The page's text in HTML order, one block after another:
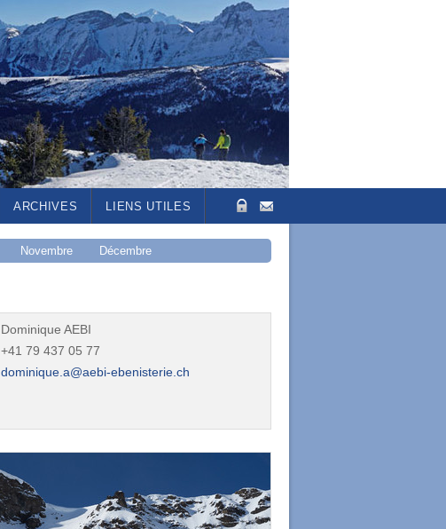
ARCHIVES LIENS UTILES
Novembre Décembre
Dominique AEBI
+41 79 437 05 77
dominique.a@aebi-ebenisterie.ch